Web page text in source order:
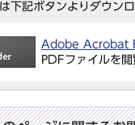
下記ボタンよりダウンロ
Adobe Acrobat
PDFファイルを閲